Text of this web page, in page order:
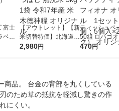
富士
ベル
24
【アウトレット】【新
米切替特価】北海道産
ななつぼし 無洗米 5k
2,980円
ティッシュペ
50組 ロハコ
ルソフトパッ
オリジナル
470円
商品。 台金の背部を丸くしている
のため草の抵抗を軽減し驚きの作
にくい。